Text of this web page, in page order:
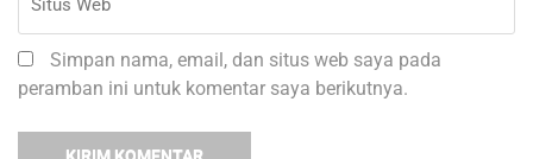
Simpan nama, email, dan situs web saya pada
peramban ini untuk komentar saya berikutnya.